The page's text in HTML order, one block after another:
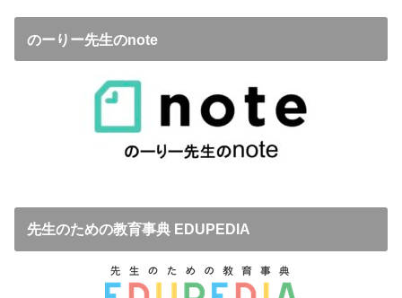
のーりー先生のnote
先生のための教育事典 EDUPEDIA